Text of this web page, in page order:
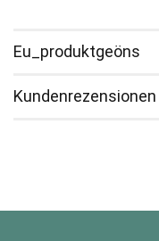
Eu_produktgeöns
Kundenrezensionen